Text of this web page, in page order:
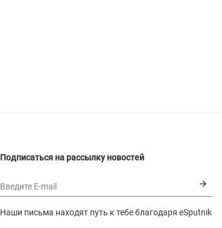
Подписаться на рассылку новостей
Введите E-mail
Наши письма находят путь к тебе благодаря eSputnik